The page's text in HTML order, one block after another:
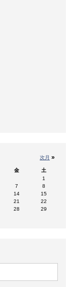
次月 »
金
土
1
7
8
14
15
21
22
28
29